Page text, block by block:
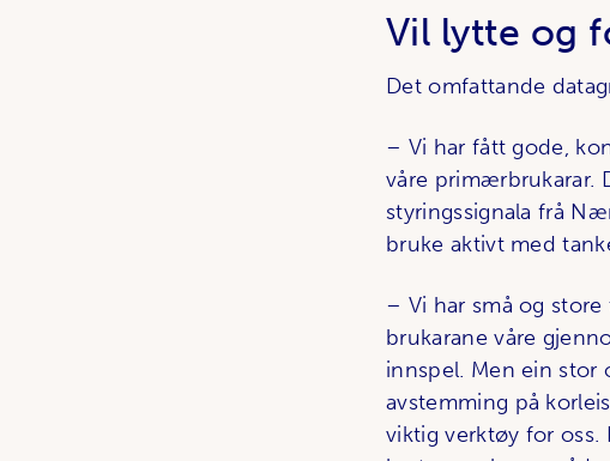
Vil lytte og
Det omfattande
– Vi har fått gode,
våre primærbrukarar.
styringssignala frå
bruke aktivt med
– Vi har små og
brukarane våre
innspel. Men ein stor
avstemming på
viktig verktøy for oss.